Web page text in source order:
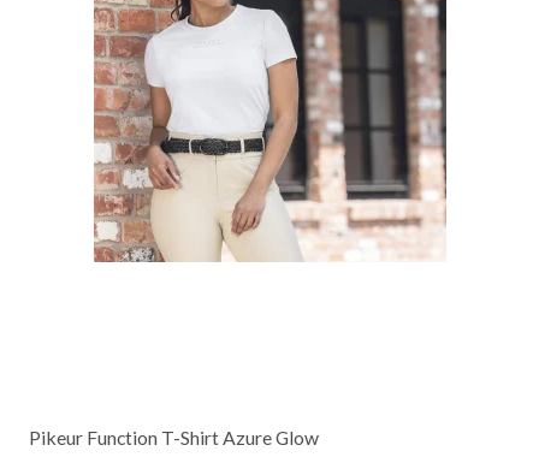
Pikeur Function T-Shirt Azure Glow